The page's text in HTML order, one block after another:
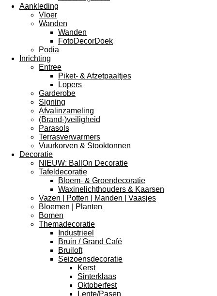
Aankleding
Vloer
Wanden
Wanden
FotoDecorDoek
Podia
Inrichting
Entree
Piket- & Afzetpaaltjes
Lopers
Garderobe
Signing
Afvalinzameling
(Brand-)veiligheid
Parasols
Terrasverwarmers
Vuurkorven & Stooktonnen
Decoratie
NIEUW: BallOn Decoratie
Tafeldecoratie
Bloem- & Groendecoratie
Waxinelichthouders & Kaarsen
Vazen | Potten | Manden | Vaasjes
Bloemen | Planten
Bomen
Themadecoratie
Industrieel
Bruin / Grand Café
Bruiloft
Seizoensdecoratie
Kerst
Sinterklaas
Oktoberfest
Lente/Pasen